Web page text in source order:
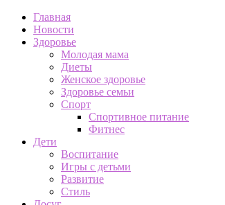
Главная
Новости
Здоровье
Молодая мама
Диеты
Женское здоровье
Здоровье семьи
Спорт
Спортивное питание
Фитнес
Дети
Воспитание
Игры с детьми
Развитие
Стиль